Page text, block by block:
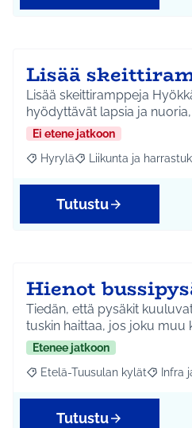
Lisää
Lisää skeittiramppeja
hyödyttävät lapsia ja
Ei etene jatkoon
Rajaa tulokset aihepiirin
Hyrylä Rajaa tulokset
Liikunta ja
Tutustu
Hienot
Tiedän, että pysäkit
tuskin haittaa, jos joku muu
Etenee jatkoon
Rajaa tulokset aihepiirin
Etelä-Tuusulan kylät Rajaa
Infra
Tutustu